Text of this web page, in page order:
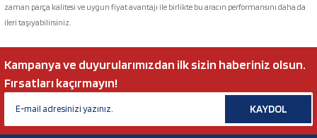
zaman parça kalitesi ve uygun fiyat avantajı ile birlikte bu aracın performansını daha da
ileri taşıyabilirsiniz.
Kampanya ve duyurularımızdan ilk sizin haberiniz olsun.
Fırsatları kaçırmayın!
KAYDOL